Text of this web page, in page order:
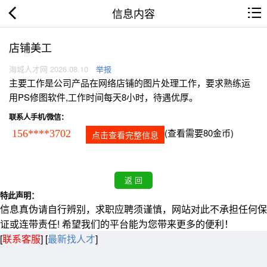
信息内容
店铺美工
海城人才网 2026.08.10 举报
主要工作是公司产品在网络店铺的图片处理工作，要求熟练运
用PS修图软件,工作时间每天8小时，待遇优厚。
联系人手机/微信：
156****3702 点击查看完整信息 (查看需要80金币)
特此声明：
信息真伪请自行辨别，求职应聘须谨慎，网站对此不承担任何保
证或连带责任! 希望我们的平台能为您带来更多的便利！
[联系客服] [最新找人才]